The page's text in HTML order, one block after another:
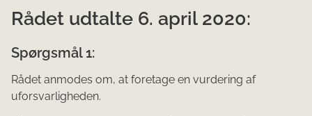
Rådet udtalte 6. april 2020:
Spørgsmål 1:
Rådet anmodes om, at foretage en vurdering af
uforsvarligheden.